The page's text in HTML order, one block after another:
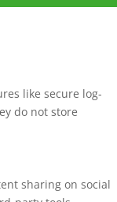
like secure log-
do not store
sharing on social